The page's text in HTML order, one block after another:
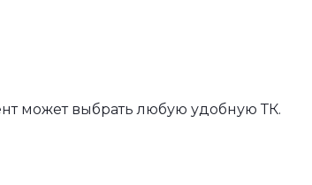
может выбрать любую удобную ТК.